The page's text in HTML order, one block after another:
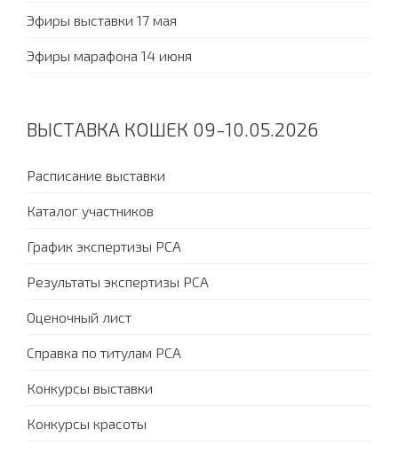
Эфиры выставки 17 мая
Эфиры марафона 14 июня
ВЫСТАВКА КОШЕК 09-10.05.2026
Расписание выставки
Каталог участников
График экспертизы PCA
Результаты экспертизы PCA
Оценочный лист
Справка по титулам PCA
Конкурсы выставки
Конкурсы красоты